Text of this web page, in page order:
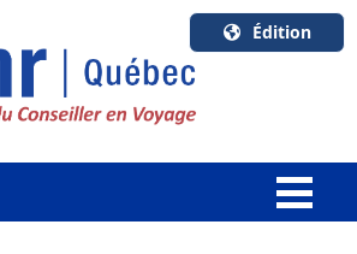
Édition
U.S.A.
English
Canada